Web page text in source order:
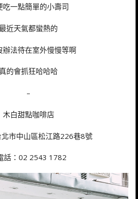
吃一點簡單的小壽司
近天氣都蠻熱的
辦法待在室外慢慢等啊
的會抓狂哈哈哈
–
木白甜點咖啡店
北市中山區松江路226巷8號
話：02 2543 1782